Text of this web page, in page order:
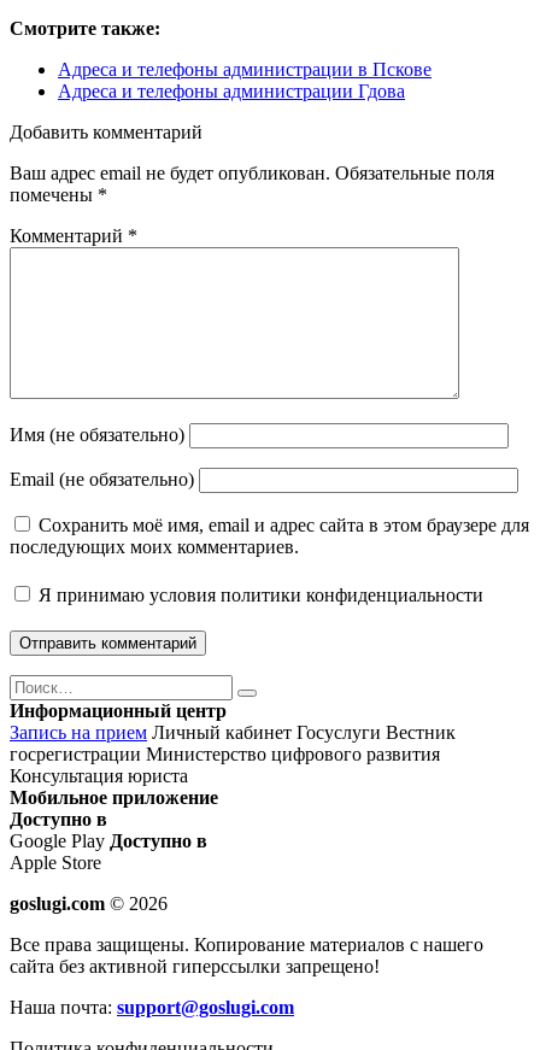
Смотрите также:
Адреса и телефоны администрации в Пскове
Адреса и телефоны администрации Гдова
Добавить комментарий
Ваш адрес email не будет опубликован. Обязательные поля
помечены *
Комментарий *
Имя (не обязательно)
Email (не обязательно)
Сохранить моё имя, email и адрес сайта в этом браузере для
последующих моих комментариев.
Я принимаю условия политики конфиденциальности
Поиск
Найти
Информационный центр
Запись на прием Личный кабинет Госуслуги Вестник
госрегистрации Министерство цифрового развития
Консультация юриста
Мобильное приложение
Доступно в
Google Play Доступно в
Apple Store
goslugi.com © 2026
Все права защищены. Копирование материалов с нашего
сайта без активной гиперссылки запрещено!
Наша почта: support@goslugi.com